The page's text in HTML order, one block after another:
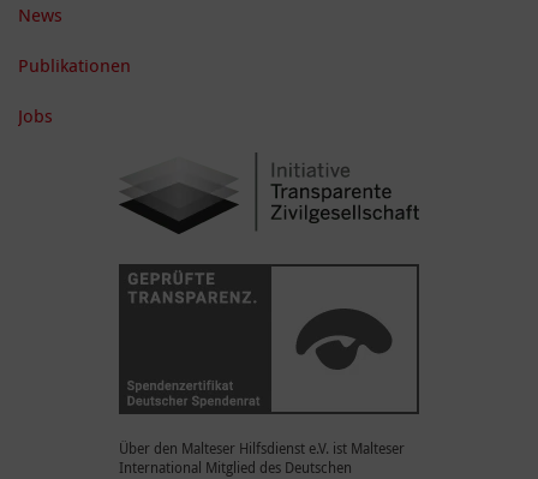
News
Publikationen
Jobs
Über den Malteser Hilfsdienst e.V. ist Malteser
International Mitglied des Deutschen